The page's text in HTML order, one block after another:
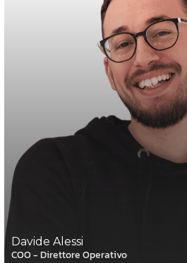
Davide Alessi
COO - Direttore Operativo